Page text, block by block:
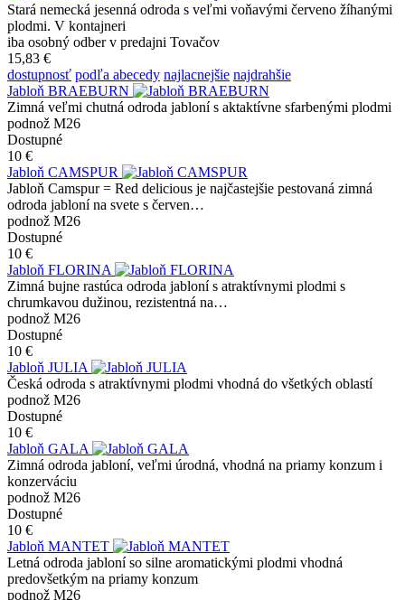
Stará nemecká jesenná odroda s veľmi voňavými červeno žíhanými
plodmi. V kontajneri
iba osobný odber v predajni Tovačov
15,83 €
dostupnosť podľa abecedy najlacnejšie najdrahšie
Jabloň BRAEBURN
Zimná veľmi chutná odroda jabloní s aktaktívne sfarbenými plodmi
podnož M26
Dostupné
10 €
Jabloň CAMSPUR
Jabloň Camspur = Red delicious je najčastejšie pestovaná zimná
odroda jabloní na svete s červen…
podnož M26
Dostupné
10 €
Jabloň FLORINA
Zimná bujne rastúca odroda jabloní s atraktívnymi plodmi s
chrumkavou dužinou, rezistentná na…
podnož M26
Dostupné
10 €
Jabloň JULIA
Česká odroda s atraktívnymi plodmi vhodná do všetkých oblastí
podnož M26
Dostupné
10 €
Jabloň GALA
Zimná odroda jabloní, veľmi úrodná, vhodná na priamy konzum i
konzerváciu
podnož M26
Dostupné
10 €
Jabloň MANTET
Letná odroda jabloní so silne aromatickými plodmi vhodná
predovšetkým na priamy konzum
podnož M26